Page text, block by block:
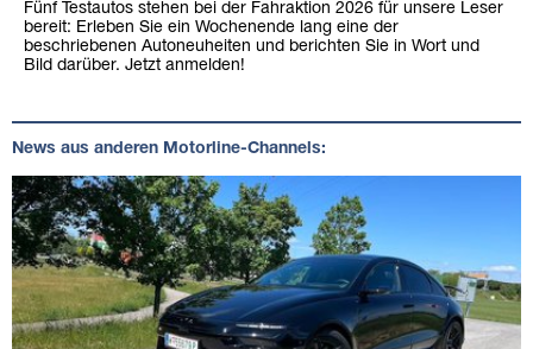
Fünf Testautos stehen bei der Fahraktion 2026 für unsere Leser
bereit: Erleben Sie ein Wochenende lang eine der
beschriebenen Autoneuheiten und berichten Sie in Wort und
Bild darüber. Jetzt anmelden!
News aus anderen Motorline-Channels: